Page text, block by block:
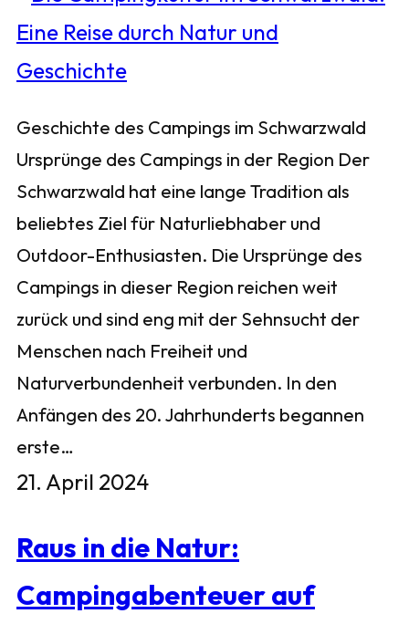
Geschichte des Campings im Schwarzwald
Ursprünge des Campings in der Region Der
Schwarzwald hat eine lange Tradition als
beliebtes Ziel für Naturliebhaber und
Outdoor-Enthusiasten. Die Ursprünge des
Campings in dieser Region reichen weit
zurück und sind eng mit der Sehnsucht der
Menschen nach Freiheit und
Naturverbundenheit verbunden. In den
Anfängen des 20. Jahrhunderts begannen
erste…
21. April 2024
Raus in die Natur:
Campingabenteuer auf